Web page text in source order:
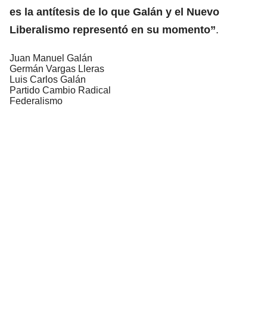
es la antítesis de lo que Galán y el Nuevo
Liberalismo representó en su momento”.
Juan Manuel Galán
Germán Vargas Lleras
Luis Carlos Galán
Partido Cambio Radical
Federalismo